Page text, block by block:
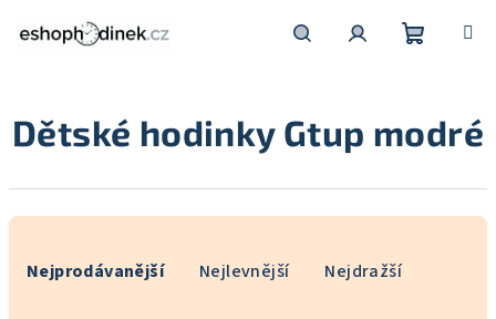
košík
Dětské hodinky Gtup modré
Nejprodávanější Nejlevnější Nejdražší